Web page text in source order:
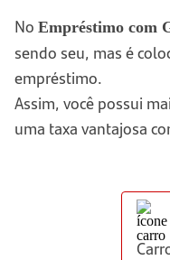
No Empréstimo com
sendo seu, mas é
empréstimo.
Assim, você possui
uma taxa vantajosa